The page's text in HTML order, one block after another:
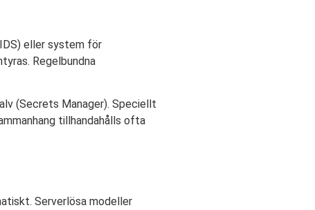
eller system för
Regelbundna
(Secrets Manager). Speciellt
tillhandahålls ofta
Serverlösa modeller